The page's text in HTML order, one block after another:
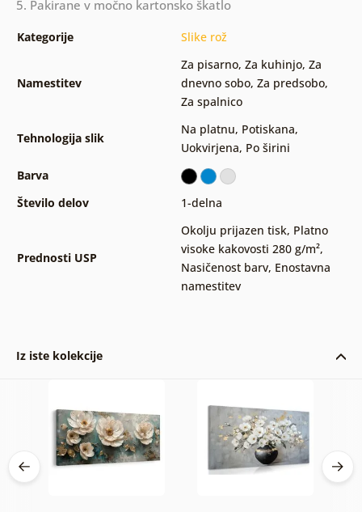
5. Pakirane v močno kartonsko škatlo
Kategorije Slike rož
Namestitev
Za pisarno, Za kuhinjo, Za
dnevno sobo, Za predsobo,
Za spalnico
Tehnologija slik
Na platnu, Potiskana,
Uokvirjena, Po širini
Barva
Število delov
1-delna
Prednosti USP
Okolju prijazen tisk, Platno
visoke kakovosti 280 g/m²,
Nasičenost barv, Enostavna
namestitev
Iz iste kolekcije